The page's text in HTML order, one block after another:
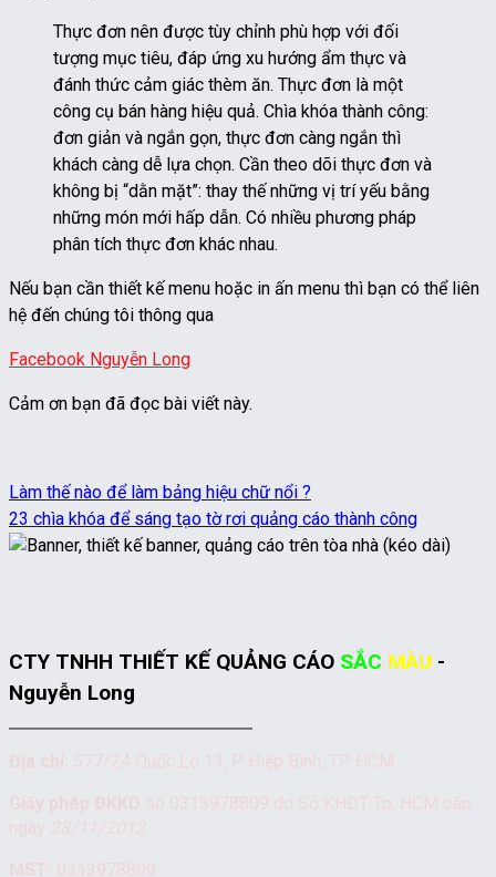
Thực đơn nên được tùy chỉnh phù hợp với đối
tượng mục tiêu, đáp ứng xu hướng ẩm thực và
đánh thức cảm giác thèm ăn. Thực đơn là một
công cụ bán hàng hiệu quả. Chìa khóa thành công:
đơn giản và ngắn gọn, thực đơn càng ngắn thì
khách càng dễ lựa chọn. Cần theo dõi thực đơn và
không bị “dằn mặt”: thay thế những vị trí yếu bằng
những món mới hấp dẫn. Có nhiều phương pháp
phân tích thực đơn khác nhau.
Nếu bạn cần thiết kế menu hoặc in ấn menu thì bạn có thể liên
hệ đến chúng tôi thông qua
Facebook Nguyễn Long
Cảm ơn bạn đã đọc bài viết này.
Làm thế nào để làm bảng hiệu chữ nổi ?
23 chìa khóa để sáng tạo tờ rơi quảng cáo thành công
CTY TNHH THIẾT KẾ QUẢNG CÁO SẮC MÀU -
Nguyễn Long